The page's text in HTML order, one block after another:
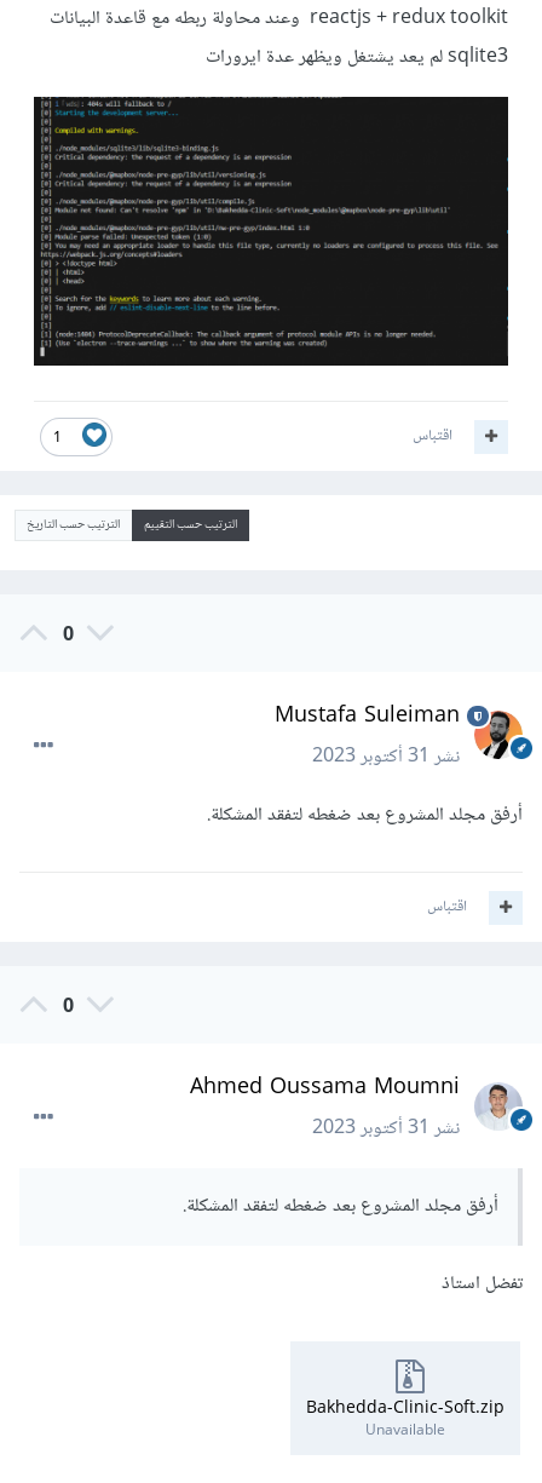
reactjs + redux toolkit وعند محاولة ربطه مع قاعدة البيانات
sqlite3 لم يعد يشتغل ويظهر عدة ايرورات
1 اقتباس
الترتيب حسب التقييم الترتيب حسب التاريخ
0
Mustafa Suleiman
نشر31 أكتوبر 2023
أرفق مجلد المشروع بعد ضغطه لتفقد المشكلة.
اقتباس
0
Ahmed Oussama Moumni
نشر31 أكتوبر 2023
أرفق مجلد المشروع بعد ضغطه لتفقد المشكلة.
تفضل استاذ
Bakhedda-Clinic-Soft.zip
Unavailable